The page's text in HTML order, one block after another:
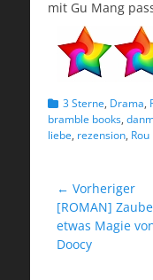
mit Gu Mang
Kategorien
3 Sterne, Drama,
bramble books,
liebe, rezension,
← Vorheriger
Vorheriger
Beitrag:
[ROMAN]
etwas Magie
Doocy